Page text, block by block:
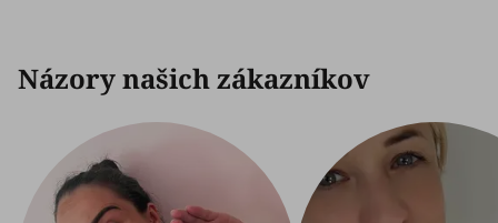
Názory našich zákazníkov